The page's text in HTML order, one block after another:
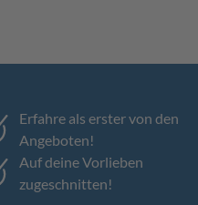
Erfahre als erster von den
Angeboten!
Auf deine Vorlieben
zugeschnitten!